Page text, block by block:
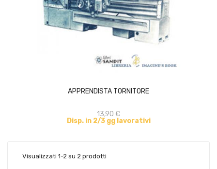
APPRENDISTA TORNITORE
13,90 €
Disp. in 2/3 gg lavorativi
Visualizzati 1-2 su 2 prodotti